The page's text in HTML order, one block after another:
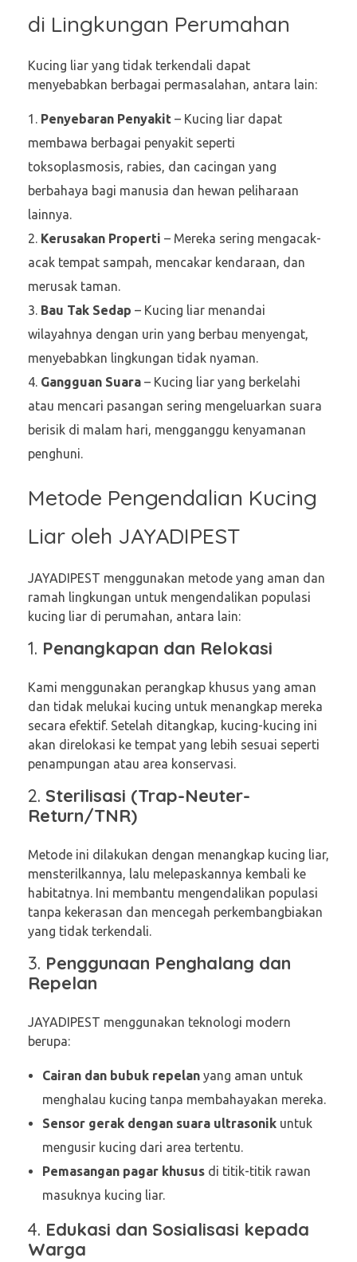
di Lingkungan Perumahan
Kucing liar yang tidak terkendali dapat
menyebabkan berbagai permasalahan, antara lain:
Penyebaran Penyakit – Kucing liar dapat
membawa berbagai penyakit seperti
toksoplasmosis, rabies, dan cacingan yang
berbahaya bagi manusia dan hewan peliharaan
lainnya.
Kerusakan Properti – Mereka sering mengacak-
acak tempat sampah, mencakar kendaraan, dan
merusak taman.
Bau Tak Sedap – Kucing liar menandai
wilayahnya dengan urin yang berbau menyengat,
menyebabkan lingkungan tidak nyaman.
Gangguan Suara – Kucing liar yang berkelahi
atau mencari pasangan sering mengeluarkan suara
berisik di malam hari, mengganggu kenyamanan
penghuni.
Metode Pengendalian Kucing
Liar oleh JAYADIPEST
JAYADIPEST menggunakan metode yang aman dan
ramah lingkungan untuk mengendalikan populasi
kucing liar di perumahan, antara lain:
1. Penangkapan dan Relokasi
Kami menggunakan perangkap khusus yang aman
dan tidak melukai kucing untuk menangkap mereka
secara efektif. Setelah ditangkap, kucing-kucing ini
akan direlokasi ke tempat yang lebih sesuai seperti
penampungan atau area konservasi.
2. Sterilisasi (Trap-Neuter-
Return/TNR)
Metode ini dilakukan dengan menangkap kucing liar,
mensterilkannya, lalu melepaskannya kembali ke
habitatnya. Ini membantu mengendalikan populasi
tanpa kekerasan dan mencegah perkembangbiakan
yang tidak terkendali.
3. Penggunaan Penghalang dan
Repelan
JAYADIPEST menggunakan teknologi modern
berupa:
Cairan dan bubuk repelanyang aman untuk
menghalau kucing tanpa membahayakan mereka.
Sensor gerak dengan suara ultrasonikuntuk
mengusir kucing dari area tertentu.
Pemasangan pagar khususdi titik-titik rawan
masuknya kucing liar.
4. Edukasi dan Sosialisasi kepada
Warga